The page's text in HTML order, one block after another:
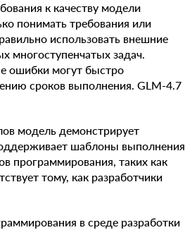
к качеству модели
понимать требования или
использовать внешние
многоступенчатых задач.
ошибки могут быстро
сроков выполнения. GLM-4.7
модель демонстрирует
шаблоны выполнения
программирования, таких как
тому, как разработчики
в среде разработки